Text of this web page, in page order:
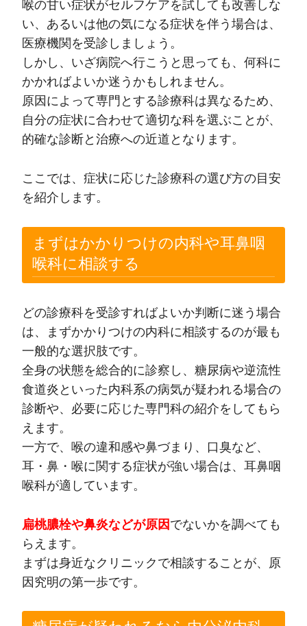
喉の甘い症状がセルフケアを試しても改善しな
い、あるいは他の気になる症状を伴う場合は、
医療機関を受診しましょう。
しかし、いざ病院へ行こうと思っても、何科に
かかればよいか迷うかもしれません。
原因によって専門とする診療科は異なるため、
自分の症状に合わせて適切な科を選ぶことが、
的確な診断と治療への近道となります。
ここでは、症状に応じた診療科の選び方の目安
を紹介します。
まずはかかりつけの内科や耳鼻咽
喉科に相談する
どの診療科を受診すればよいか判断に迷う場合
は、まずかかりつけの内科に相談するのが最も
一般的な選択肢です。
全身の状態を総合的に診察し、糖尿病や逆流性
食道炎といった内科系の病気が疑われる場合の
診断や、必要に応じた専門科の紹介をしてもら
えます。
一方で、喉の違和感や鼻づまり、口臭など、
耳・鼻・喉に関する症状が強い場合は、耳鼻咽
喉科が適しています。
扁桃膿栓や鼻炎などが原因 でないかを調べても
らえます。
まずは身近なクリニックで相談することが、原
因究明の第一歩です。